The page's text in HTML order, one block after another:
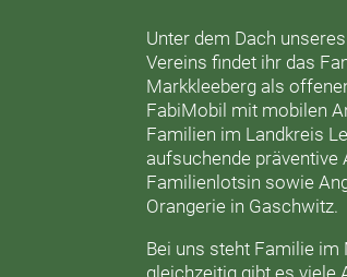
Unter dem Dach
Vereins findet ihr das
Markkleeberg als
FabiMobil mit mobilen
Familien im Landkreis
aufsuchende präventive
Familienlotsin sowie
Orangerie in Gaschwitz.
Bei uns steht Familie im
gleichzeitig gibt es viele